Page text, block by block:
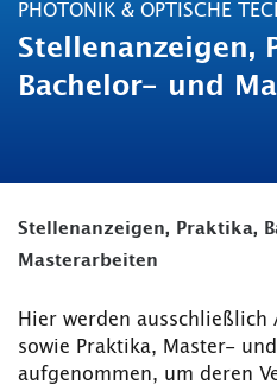
PHOTONIK & OPTISCHE
Stellenanzeigen,
Bachelor- und
Stellenanzeigen, Praktika,
Masterarbeiten
Hier werden ausschließlich
sowie Praktika, Master-
aufgenommen, um deren